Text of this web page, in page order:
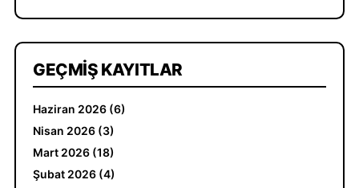
GEÇMIŞ KAYITLAR
Haziran 2026 (6)
Nisan 2026 (3)
Mart 2026 (18)
Şubat 2026 (4)